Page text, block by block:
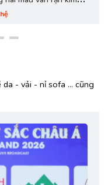
KC-106 navy
- vải - nỉ sofa ... cũng